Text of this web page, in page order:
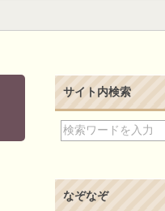
サイト内検索
なぞなぞ